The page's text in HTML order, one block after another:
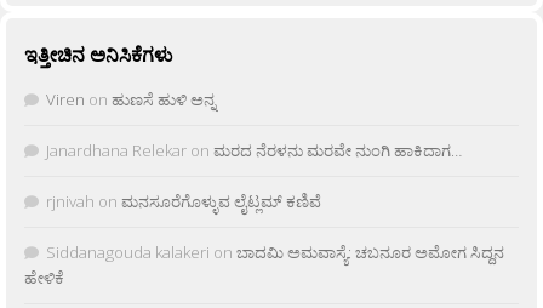
ಇತ್ತೀಚಿನ ಅನಿಸಿಕೆಗಳು
Viren on ಹುಣಸೆ ಹುಳಿ ಅನ್ನ
Janardhana Relekar on ಮರದ ನೆರಳನು ಮರವೇ ನುಂಗಿ ಹಾಕಿದಾಗ…
rjnivah on ಮನಸೂರೆಗೊಳ್ಳುವ ಲೈಟ್ಲಮ್ ಕಣಿವೆ
Siddanagouda kalakeri on ಬಾದಮಿ ಅಮವಾಸ್ಯೆ: ಚಬನೂರ ಅಮೋಗ ಸಿದ್ದನ
ಹೇಳಿಕೆ